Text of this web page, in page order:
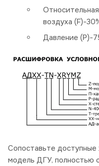
воздуха (F)-
Давление (P)-
Сопоставьте доступные
модель ДГУ, полностью